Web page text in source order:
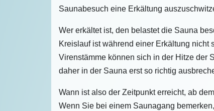
Saunabesuch eine Erkältung
Wer erkältet ist, den belastet die Sauna
Kreislauf ist während einer Erkältung nicht
Virenstämme können sich in der Hitze der
daher in der Sauna erst so richtig
Wann ist also der Zeitpunkt erreicht, ab
Wenn Sie bei einem Saunagang